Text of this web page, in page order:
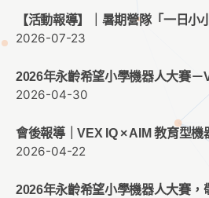
【活動報導】｜暑期營隊「一日小
2026-07-23
2026年永齡希望小學機器人大賽－
2026-04-30
會後報導｜VEX IQ × AIM 教育型機
2026-04-22
2026年永齡希望小學機器人大賽，